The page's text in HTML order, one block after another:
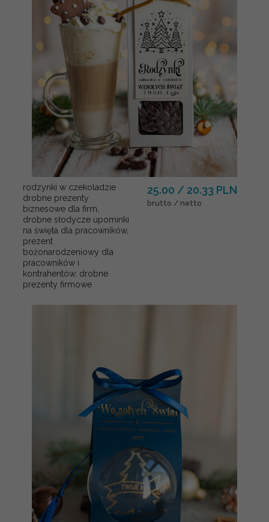
rodzynki w czekoladzie
drobne prezenty
biznesowe dla firm,
drobne słodycze upominki
na święta dla pracowników,
prezent
bożonarodzeniowy dla
pracowników i
kontrahentów, drobne
prezenty firmowe
25.00 / 20.33 PLN
brutto / netto